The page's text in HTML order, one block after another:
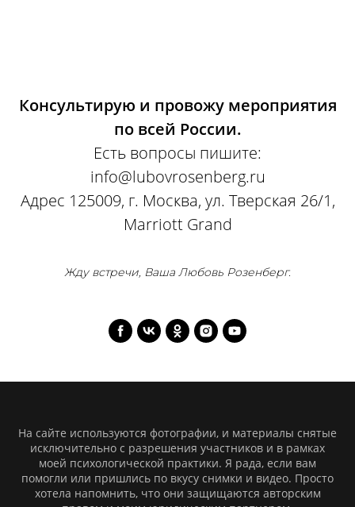
Консультирую и провожу мероприятия
по всей России.
Есть вопросы пишите:
info@lubovrosenberg.ru
Адрес 125009, г. Москва, ул. Тверская 26/1,
Marriott Grand
Жду встречи, Ваша Любовь Розенберг.
На сайте используются фотографии, и материалы снятые
исключительно с разрешения участников и в рамках
моей психологической практики. Я рада, если вам
помогли или пришлись по вкусу снимки и видео. Просто
хотела напомнить, что они защищаются авторским